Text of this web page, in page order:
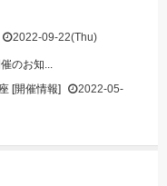
2022-09-22(Thu)
のお知...
[開催情報]
2022-05-